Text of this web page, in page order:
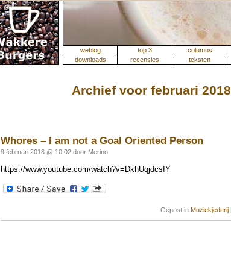
weblog top 3 columns
downloads
recensies teksten
Archief voor februari 2018
Whores – I am not a Goal Oriented Person
9 februari 2018 @ 10:02 door Merino
https://www.youtube.com/watch?v=DkhUqjdcsIY
Gepost in Muziekjederij